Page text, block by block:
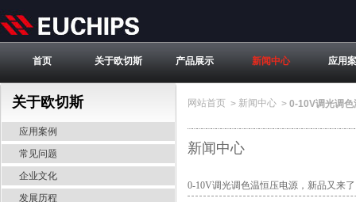
首页 关于欧切斯 产品展示 新闻中心 应用
关于欧切斯
应用案例
常见问题
企业文化
发展历程
网站首页 > 新闻中心 > 0-10V调光调
新闻中心
0-10V调光调色温恒压电源，新品又来了